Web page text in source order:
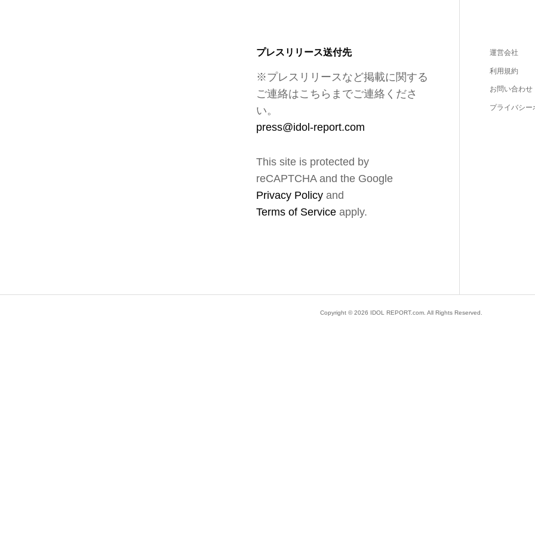
プレスリリース送付先
※プレスリリースなど掲載に関する
ご連絡はこちらまでご連絡くださ
い。
press@idol-report.com
This site is protected by
reCAPTCHA and the Google
Privacy Policyand
Terms of Serviceapply.
運営会社
利用規約
お問い合わせ
プライバシー
Copyright ©2026 IDOL REPORT.com. All Rights Reserved.